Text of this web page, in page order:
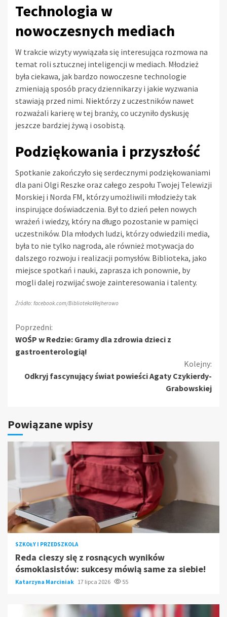
Technologia w
nowoczesnych mediach
W trakcie wizyty wywiązała się interesująca rozmowa na
temat roli sztucznej inteligencji w mediach. Młodzież
była ciekawa, jak bardzo nowoczesne technologie
zmieniają sposób pracy dziennikarzy i jakie wyzwania
stawiają przed nimi. Niektórzy z uczestników nawet
rozważali karierę w tej branży, co uczyniło dyskusję
jeszcze bardziej żywą i osobistą.
Podziękowania i przyszłość
Spotkanie zakończyło się serdecznymi podziękowaniami
dla pani Olgi Reszke oraz całego zespołu Twojej Telewizji
Morskiej i Norda FM, którzy umożliwili młodzieży tak
inspirujące doświadczenia. Był to dzień pełen nowych
wrażeń i wiedzy, który na długo pozostanie w pamięci
uczestników. Dla młodych ludzi, którzy odwiedzili media,
była to nie tylko nagroda, ale również motywacja do
dalszego rozwoju i realizacji pomysłów. Biblioteka, jako
miejsce spotkań i nauki, zaprasza ich ponownie, by
mogli dalej rozwijać swoje zainteresowania i talenty.
Źródło: facebook.com/BibliotekaWejherowo
Kontynuuj
czytanie
Poprzedni:
WOŚP w Redzie: Gramy dla zdrowia dzieci z
gastroenterologią!
Kolejny:
Odkryj fascynujący świat powieści Agaty Czykierdy-
Grabowskiej
Powiązane wpisy
SZKOŁY I PRZEDSZKOLA
Reda cieszy się z rosnących wyników
ósmoklasistów: sukcesy mówią same za siebie!
Katarzyna Marciniak 17 lipca 2026 55